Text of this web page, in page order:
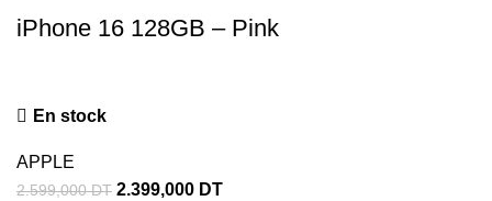
iPhone 16 128GB – Pink
En stock
APPLE
2.599,000DT 2.399,000 DT